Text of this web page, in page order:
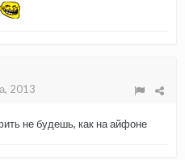
2013
не будешь, как на айфоне